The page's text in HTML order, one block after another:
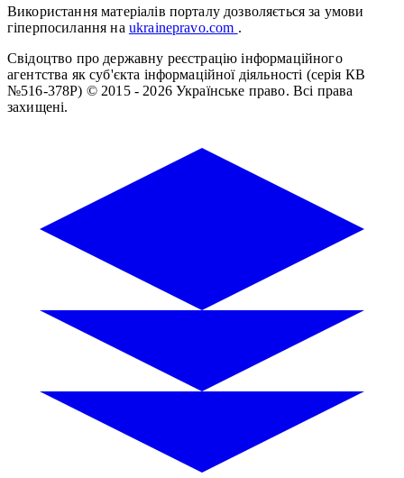
Використання матеріалів порталу дозволяється за умови
гіперпосилання на ukrainepravo.com .
Свідоцтво про державну реєстрацію інформаційного
агентства як суб'єкта інформаційної діяльності (серія КВ
№516-378Р) © 2015 - 2026 Українське право. Всі права
захищені.